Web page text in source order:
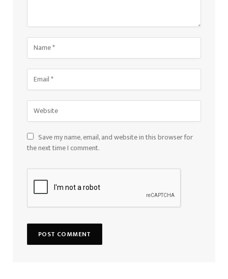
Save my name, email, and website in this browser for
the next time I comment.